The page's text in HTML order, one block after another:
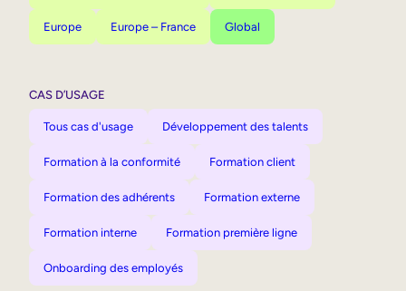
Europe Europe – France Global
CAS D’USAGE
Tous cas d'usage Développement des talents
Formation à la conformité Formation client
Formation des adhérents Formation externe
Formation interne Formation première ligne
Onboarding des employés